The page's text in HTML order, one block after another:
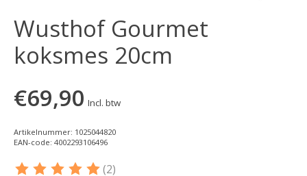
Wusthof Gourmet
koksmes 20cm
€69,90 Incl. btw
Artikelnummer: 1025044820
EAN-code: 4002293106496
(2)